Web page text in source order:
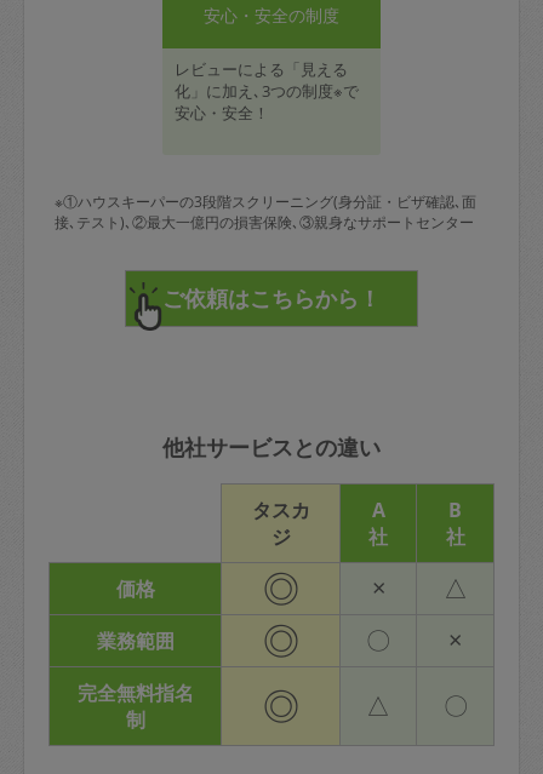
安心・安全の制度
レビューによる「見える
化」に加え､3つの制度※で
安心・安全！
※①ハウスキーパーの3段階スクリーニング(身分証・ビザ確認､面
接､テスト)､②最大一億円の損害保険､③親身なサポートセンター
他社サービスとの違い
タスカ
ジ
A
社
B
社
価格
◎ × △
業務範囲 ◎ 〇 ×
完全無料指名
制
◎ △ 〇